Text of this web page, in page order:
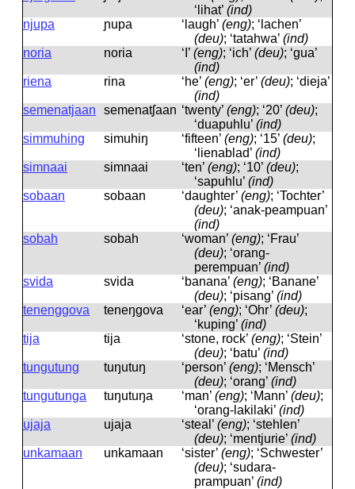
‘lihat’ (ind)
njupa
ɲupa ‘laugh’ (eng); ‘lachen’
(deu); ‘tatahwa’ (ind)
noria
noria ‘I’ (eng); ‘ich’ (deu); ‘gua’
(ind)
riena
rina ‘he’ (eng); ‘er’ (deu); ‘dieja’
(ind)
semenatjaan
semenatʃaan ‘twenty’ (eng); ‘20’ (deu);
‘duapuhlu’ (ind)
simmuhing
simuhiŋ ‘fifteen’ (eng); ‘15’ (deu);
‘lienablad’ (ind)
simnaai
simnaai ‘ten’ (eng); ‘10’ (deu);
‘sapuhlu’ (ind)
sobaan
sobaan ‘daughter’ (eng); ‘Tochter’
(deu); ‘anak-peampuan’
(ind)
sobah
sobah ‘woman’ (eng); ‘Frau’
(deu); ‘orang-
perempuan’ (ind)
svida
svida ‘banana’ (eng); ‘Banane’
(deu); ‘pisang’ (ind)
tenenggova
teneŋgova ‘ear’ (eng); ‘Ohr’ (deu);
‘kuping’ (ind)
tija
tija ‘stone, rock’ (eng); ‘Stein’
(deu); ‘batu’ (ind)
tungutung
tuŋutuŋ ‘person’ (eng); ‘Mensch’
(deu); ‘orang’ (ind)
tungutunga
tuŋutuŋa ‘man’ (eng); ‘Mann’ (deu);
‘orang-lakilaki’ (ind)
ujaja
ujaja ‘steal’ (eng); ‘stehlen’
(deu); ‘mentjurie’ (ind)
unkamaan
unkamaan ‘sister’ (eng); ‘Schwester’
(deu); ‘sudara-
prampuan’ (ind)